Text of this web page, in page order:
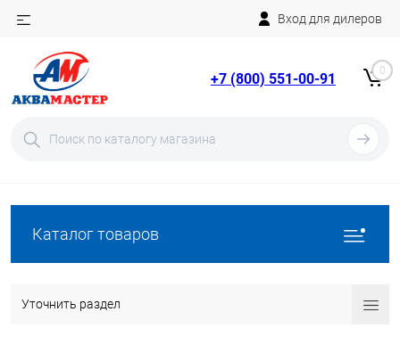
Вход для дилеров
+7 (800) 551-00-91 0
Каталог товаров
Уточнить раздел